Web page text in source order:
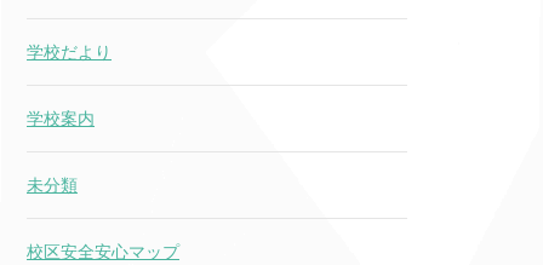
学校だより
学校案内
未分類
校区安全安心マップ